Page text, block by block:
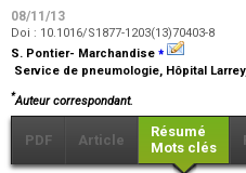
08/11/13
Doi : 10.1016/S1877-1203(13)70403-8
S. Pontier- Marchandise ⁎
Service de pneumologie, Hôpital
*Auteur correspondant.
PDF Article
Résumé
Mots clés